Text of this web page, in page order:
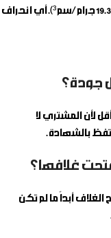
الذهب الخالص له كثافة محددة (19.3 جرام/سم³). أي انحراف
جودة؟
لأن المشتري لا
بالشهادة.
غلافها؟
الغلاف أبداً ما لم تكن